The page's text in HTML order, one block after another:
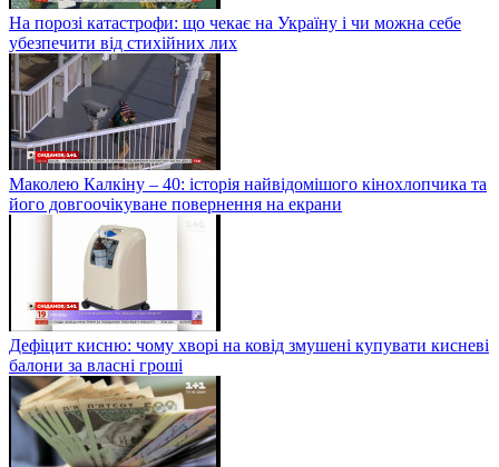
На порозі катастрофи: що чекає на Україну і чи можна себе
убезпечити від стихійних лих
Маколею Калкіну – 40: історія найвідомішого кінохлопчика та
його довгоочікуване повернення на екрани
Дефіцит кисню: чому хворі на ковід змушені купувати кисневі
балони за власні гроші